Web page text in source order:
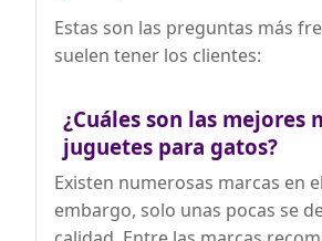
suelos comunes, incluidas
Estas son las preguntas más
suelen tener los clientes:
¿Cuáles son las mejores
juguetes para gatos?
Existen numerosas marcas en
embargo, solo unas pocas se